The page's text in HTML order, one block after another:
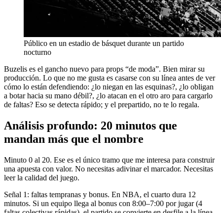
Público en un estadio de básquet durante un partido
nocturno
Buzelis es el gancho nuevo para props “de moda”. Bien mirar su
producción. Lo que no me gusta es casarse con su línea antes de ver
cómo lo están defendiendo: ¿lo niegan en las esquinas?, ¿lo obligan
a botar hacia su mano débil?, ¿lo atacan en el otro aro para cargarlo
de faltas? Eso se detecta rápido; y el prepartido, no te lo regala.
Análisis profundo: 20 minutos que
mandan más que el nombre
Minuto 0 al 20. Ese es el único tramo que me interesa para construir
una apuesta con valor. No necesitas adivinar el marcador. Necesitas
leer la calidad del juego.
Señal 1: faltas tempranas y bonus. En NBA, el cuarto dura 12
minutos. Si un equipo llega al bonus con 8:00–7:00 por jugar (4